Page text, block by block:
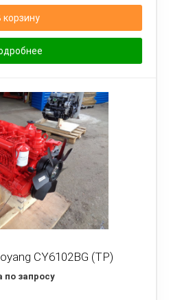
корзину
CY6102BG (TP)
по запросу